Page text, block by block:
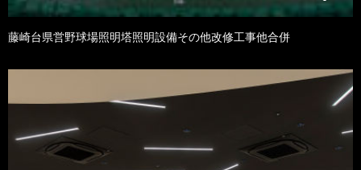
藤崎台県営野球場照明塔照明設備その他改修工事他合併